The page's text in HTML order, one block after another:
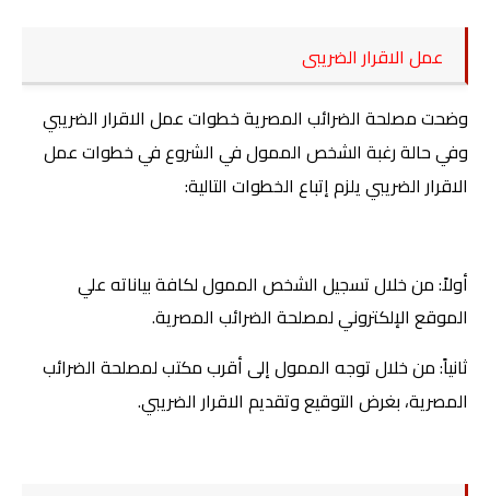
عمل الاقرار الضريبى
وضحتمصلحة الضرائب المصرية خطوات عمل الاقرار الضريبي
وفي حالة رغبة الشخص الممول في الشروع في خطوات عمل
الاقرار الضريبي يلزم إتباع الخطوات التالية:
أولاً: من خلال تسجيل الشخص الممول لكافة بياناته علي
الموقع الإلكتروني لمصلحة الضرائب المصرية.
ثانياً: من خلال توجه الممول إلى أقرب مكتب لمصلحة الضرائب
المصرية، بغرض التوقيع وتقديم الاقرار الضريبي.